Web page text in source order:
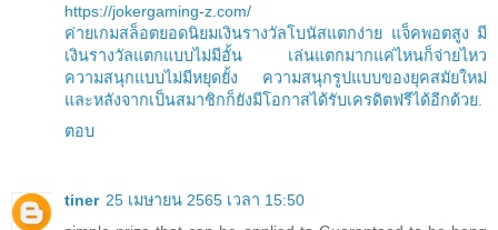
https://jokergaming-z.com/
ค่ายเกมสล็อตยอดนิยมเงินรางวัลโบนัสแตกง่าย แจ็คพอตสูง มี
เงินรางวัลแตกแบบไม่มีอั้น เล่นแตกมากแค่ไหนก็จ่ายไหว
ความสนุกแบบไม่มีหยุดยั้ง ความสนุกรูปแบบของยุคสมัยใหม่
และหลังจากเป็นสมาชิกก็ยังมีโอกาสได้รับเครดิตฟรีได้อีกด้วย.
ตอบ
tiner 25 เมษายน 2565 เวลา 15:50